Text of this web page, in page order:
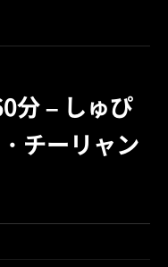
分 – しゅぴ
チーリャン